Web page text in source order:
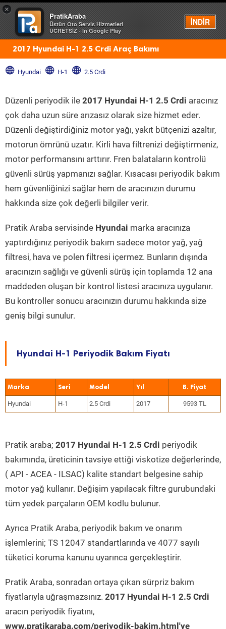
×
PratikAraba
Üstün Oto Servis Hizmetleri
ÜCRETSİZ - In Google Play
İNDİR
Menü
2017 Hyundai H-1 2.5 Crdi Araç Bakımı
Hyundai H-1 2.5 Crdi
Düzenli periyodik ile 2017 Hyundai H-1 2.5 Crdi aracınız
çok daha uzun süre arızasız olarak size hizmet eder.
Düzenli değiştirdiğiniz motor yağı, yakıt bütçenizi azaltır,
motorun ömrünü uzatır. Kirli hava filtrenizi değiştirmeniz,
motor performansını arttırır. Fren balataların kontrolü
güvenli sürüş yapmanızı sağlar. Kısacası periyodik bakım
hem güvenliğinizi sağlar hem de aracınızın durumu
hakkında size çok değerli bilgiler verir.
Pratik Araba servisinde Hyundai marka aracınıza
yaptırdığınız periyodik bakım sadece motor yağ, yağ
filtresi, hava ve polen filtresi içermez. Bunların dışında
aracınızın sağlığı ve güvenli sürüş için toplamda 12 ana
maddeden oluşan bir kontrol listesi aracınıza uygulanır.
Bu kontroller sonucu aracınızın durumu hakkında size
geniş bilgi sunulur.
Hyundai H-1 Periyodik Bakım Fiyatı
Marka Seri Model Yıl
Hyundai H-1 2.5 Crdi 2017 9593 TL
Pratik araba; 2017 Hyundai H-1 2.5 Crdi periyodik
bakımında, üreticinin tavsiye ettiği viskotize değerlerinde,
( API - ACEA - ILSAC) kalite standart belgesine sahip
motor yağ kullanır. Değişim yapılacak filtre gurubundaki
tüm yedek parçaların OEM kodlu bulunur.
Ayrıca Pratik Araba, periyodik bakım ve onarım
işlemlerini; TS 12047 standartlarında ve 4077 sayılı
tüketici koruma kanunu uyarınca gerçekleştirir.
Pratik Araba, sonradan ortaya çıkan sürpriz bakım
fiyatlarıyla uğraşmazsınız. 2017 Hyundai H-1 2.5 Crdi
aracın periyodik fiyatını,
www.pratikaraba.com/periyodik-bakim.html'ye